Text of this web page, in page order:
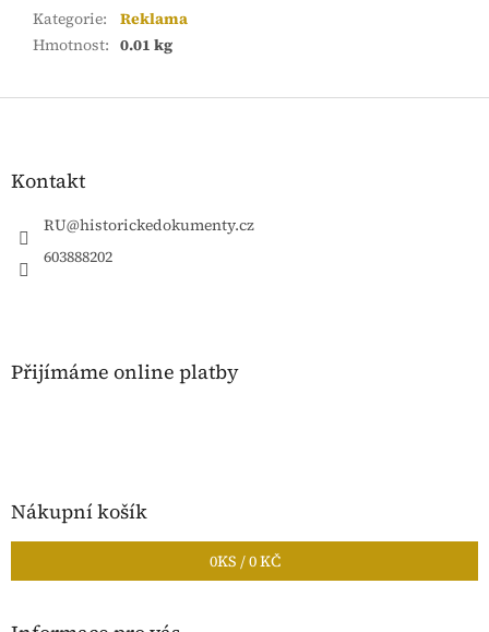
Kategorie:
Reklama
Hmotnost: 0.01 kg
Z
Kontakt
RU@historickedokumenty.cz
603888202
Přijímáme online platby
Nákupní košík
0KS /0 KČ